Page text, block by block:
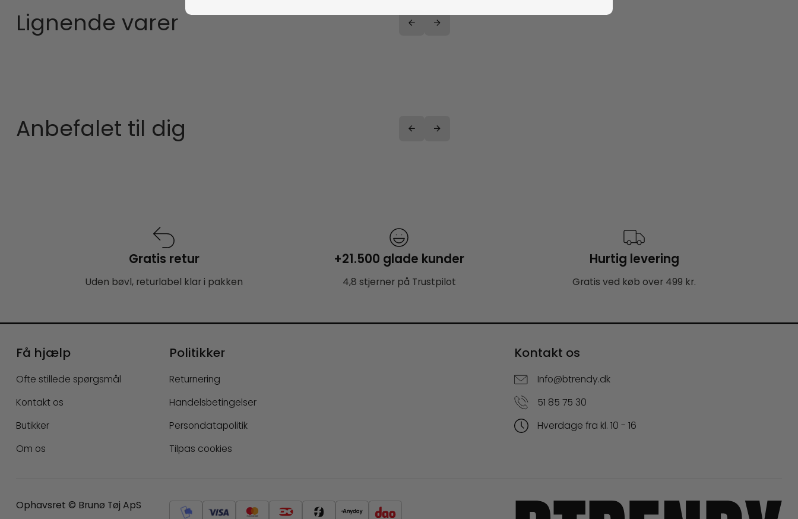
Lignende varer
Anbefalet til dig
Gratis retur
Uden bøvl, returlabel klar i pakken
+21.500 glade kunder
4,8 stjerner på Trustpilot
Hurtig levering
Gratis ved køb over 499 kr.
Få hjælp
Ofte stillede spørgsmål
Kontakt os
Butikker
Om os
Politikker
Returnering
Handelsbetingelser
Persondatapolitik
Tilpas cookies
Kontakt os
Info@btrendy.dk
51 85 75 30
Hverdage fra kl. 10 - 16
Ophavsret © Brunø Tøj ApS